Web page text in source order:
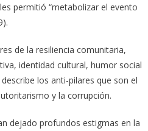
permitió “metabolizar el evento
de la resiliencia comunitaria,
identidad cultural, humor social
los anti-pilares que son el
y la corrupción.
dejado profundos estigmas en la